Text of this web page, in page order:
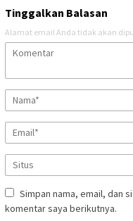
Tinggalkan Balasan
Alamat email Anda tidak akan
Simpan nama, email, dan
komentar saya berikutnya.